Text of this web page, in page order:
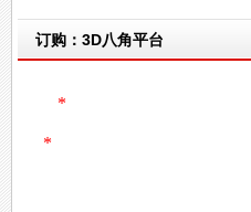
订购：3D八角平台